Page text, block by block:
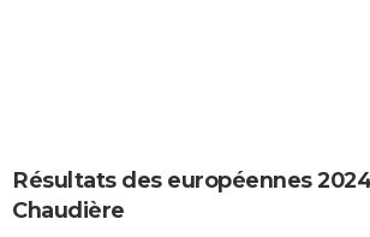
CARTE DE VOEUX
Carte de Noël
Carte Bonne année
Carte Saint-Valentin
Carte Pâques
Carte d'anniversaire
Résultats des européennes
Chaudière